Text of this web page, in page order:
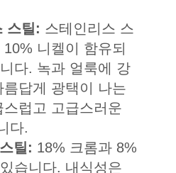
스틸: 스테인리스 스
니켈이 함유되
다. 녹과 얼룩에 강
답게 광택이 나는
럽고 고급스러운
다.
틸: 18% 크롬과 8%
습니다. 내식성은